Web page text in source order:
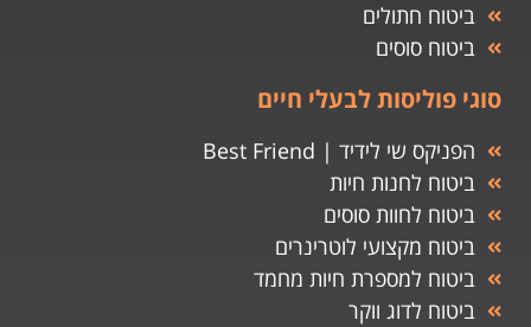
ביטוח חתולים
ביטוח סוסים
סוגי פוליסות לבעלי חיים
הפניקס שי לידיד | Best Friend
ביטוח לחנות חיות
ביטוח לחוות סוסים
ביטוח מקצועי לוטרינרים
ביטוח למספרת חיות מחמד
ביטוח לדוג ווקר